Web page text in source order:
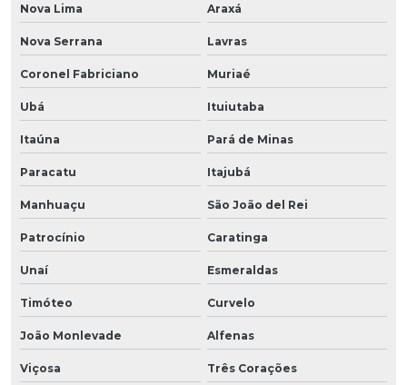
Nova Lima Araxá
Nova Serrana Lavras
Coronel Fabriciano Muriaé
Ubá Ituiutaba
Itaúna Pará de Minas
Paracatu Itajubá
Manhuaçu São João del Rei
Patrocínio Caratinga
Unaí Esmeraldas
Timóteo Curvelo
João Monlevade Alfenas
Viçosa Três Corações